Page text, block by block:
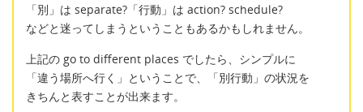
「別」は separate?「行動」は action? schedule?
などと迷ってしまうということもあるかもしれません。
上記の go to different places でしたら、シンプルに
「違う場所へ行く」ということで、「別行動」の状況を
きちんと表すことが出来ます。